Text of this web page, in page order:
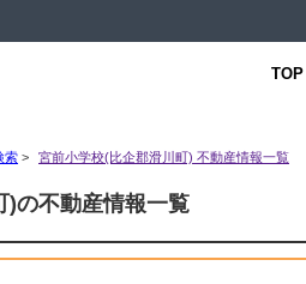
TOP
索 > 宮前小学校(比企郡滑川町) 不動産情報一覧
)の不動産情報一覧